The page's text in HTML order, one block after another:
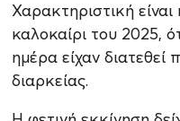
Χαρακτηριστική
καλοκαίρι του 2025,
ημέρα είχαν διατεθεί
διαρκείας.